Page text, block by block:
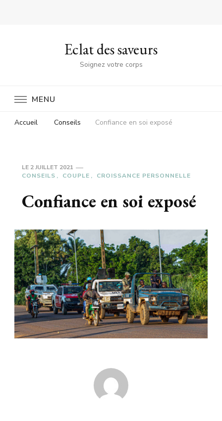
Eclat des saveurs
Soignez votre corps
MENU
Accueil Conseils Confiance en soi exposé
LE 2 JUILLET 2021
CONSEILS
COUPLE CROISSANCE PERSONNELLE
Confiance en soi exposé